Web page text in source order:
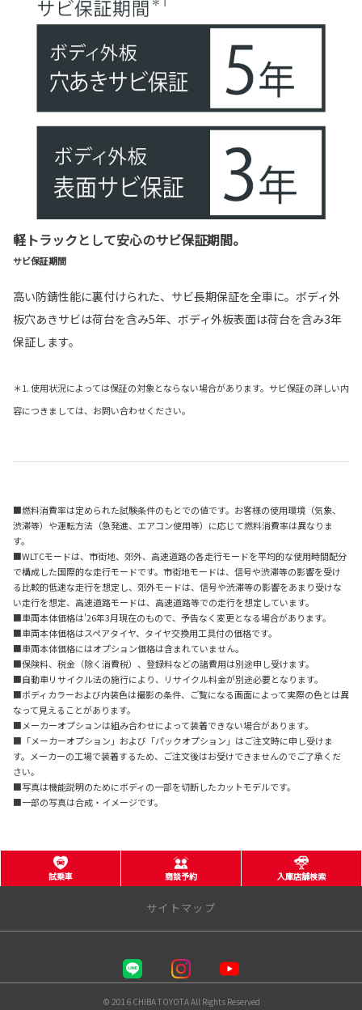
軽トラックとして安心のサビ保証期間。
サビ保証期間
高い防錆性能に裏付けられた、サビ長期保証を全車に。ボディ外
板穴あきサビは荷台を含み5年、ボディ外板表面は荷台を含み3年
保証します。
＊1. 使用状況によっては保証の対象とならない場合があります。サビ保証の詳しい内
容につきましては、お問い合わせください。
■燃料消費率は定められた試験条件のもとでの値です。お客様の使用環境（気象、
渋滞等）や運転方法（急発進、エアコン使用等）に応じて燃料消費率は異なりま
す。
■WLTCモードは、市街地、郊外、高速道路の各走行モードを平均的な使用時間配分
で構成した国際的な走行モードです。市街地モードは、信号や渋滞等の影響を受け
る比較的低速な走行を想定し、郊外モードは、信号や渋滞等の影響をあまり受けな
い走行を想定、高速道路モードは、高速道路等での走行を想定しています。
■車両本体価格は'26年3月現在のもので、予告なく変更となる場合があります。
■車両本体価格はスペアタイヤ、タイヤ交換用工具付の価格です。
■車両本体価格にはオプション価格は含まれていません。
■保険料、税金（除く消費税）、登録料などの諸費用は別途申し受けます。
■自動車リサイクル法の施行により、リサイクル料金が別途必要となります。
■ボディカラーおよび内装色は撮影の条件、ご覧になる画面によって実際の色とは異
なって見えることがあります。
■メーカーオプションは組み合わせによって装着できない場合があります。
■「メーカーオプション」および「パックオプション」はご注文時に申し受けま
す。メーカーの工場で装着するため、ご注文後はお受けできませんのでご了承くだ
さい。
■写真は機能説明のためにボディの一部を切断したカットモデルです。
■一部の写真は合成・イメージです。
試乗車 商談予約 入庫店舗検索
サイトマップ
千葉トヨタ自動車 株式会社
© 2016 CHIBA TOYOTA All Rights Reserved